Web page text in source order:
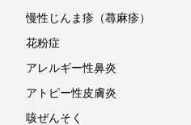
慢性じんま疹（蕁麻疹）
花粉症
アレルギー性鼻炎
アトピー性皮膚炎
咳ぜんそく